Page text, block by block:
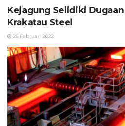
Kejagung Selidiki
Krakatau Steel
25 Februari 2022